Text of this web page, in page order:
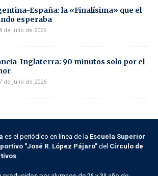
España: la «Finalísima» que el
esperaba
de julio de 2026
Inglaterra: 90 minutos solo por el
de julio de 2026
es el periódico en línea de la Escuela Superior
"José R. López Pájaro" del Círculo de